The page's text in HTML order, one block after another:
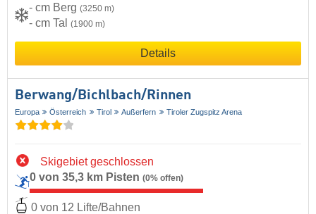
- cm Berg (3250 m)
- cm Tal (1900 m)
Details
Berwang/​Bichlbach/​Rinnen
Europa Österreich Tirol Außerfern Tiroler Zugspitz Arena
Skigebiet geschlossen
0 von 35,3 km Pisten (0% offen)
0 von 12 Lifte/Bahnen